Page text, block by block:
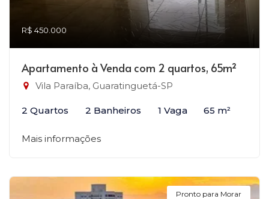
R$ 450.000
Apartamento à Venda com 2 quartos, 65m²
Vila Paraíba, Guaratinguetá-SP
2 Quartos 2 Banheiros 1 Vaga 65 m²
Mais informações
Pronto para Morar